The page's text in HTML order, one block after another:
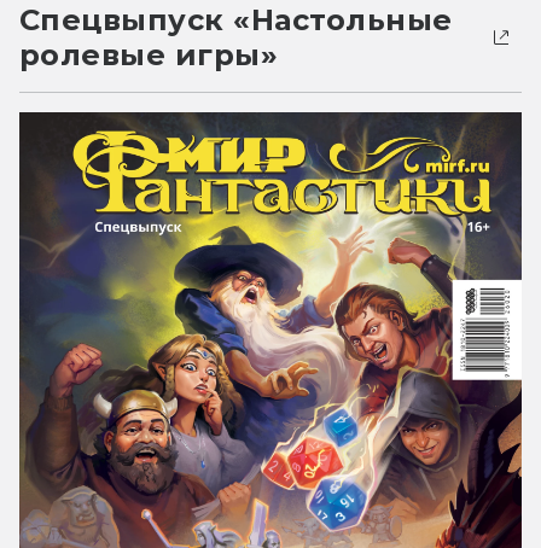
Спецвыпуск «Настольные
ролевые игры»